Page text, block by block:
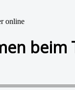
online
beim